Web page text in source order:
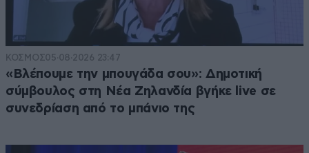
ΚΟΣΜΟΣ05·08·2026 23:47
«Βλέπουμε την μπουγάδα σου»: Δημοτική
σύμβουλος στη Νέα Ζηλανδία βγήκε live σε
συνεδρίαση από το μπάνιο της